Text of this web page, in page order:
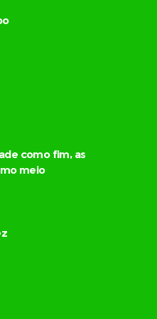
como fim, as
meio